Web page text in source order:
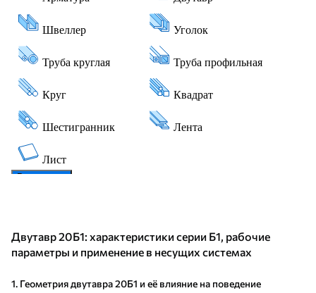
Двутавр 20Б1: характеристики серии Б1, рабочие
параметры и применение в несущих системах
1. Геометрия двутавра 20Б1 и её влияние на поведение